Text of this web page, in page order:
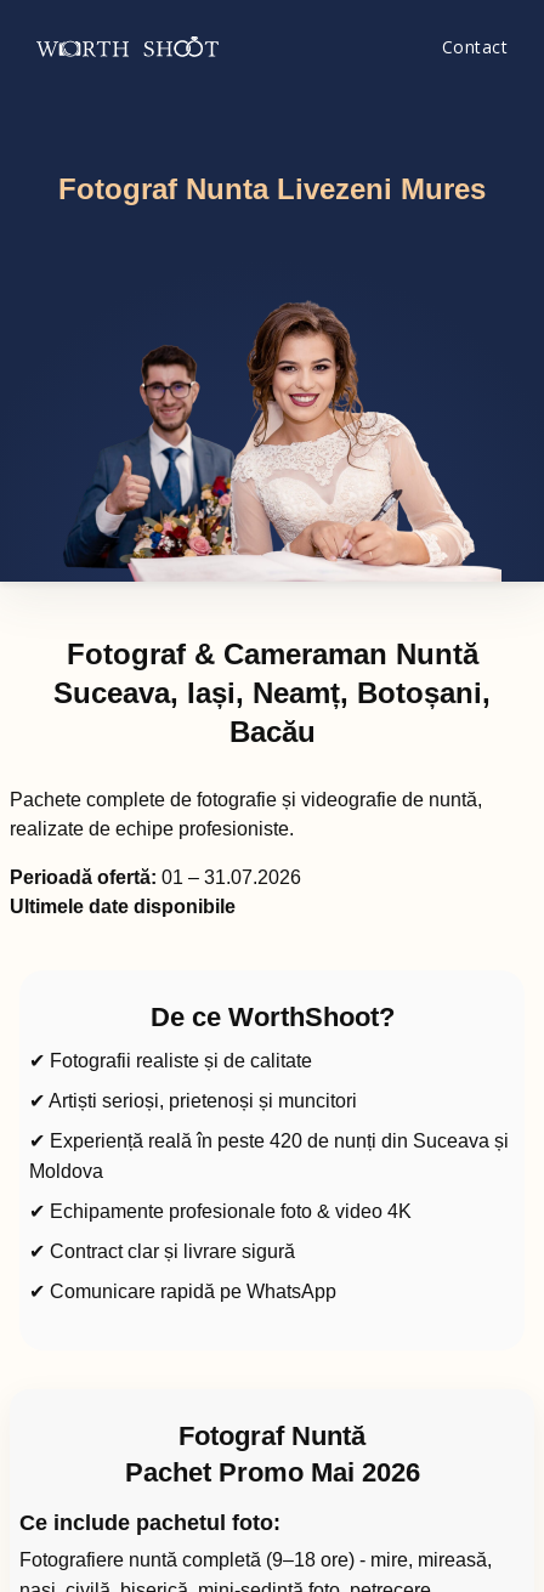
Contact
Fotograf Nunta Livezeni Mures
Fotograf & Cameraman Nuntă
Suceava, Iași, Neamț, Botoșani,
Bacău
Pachete complete de fotografie și videografie de nuntă,
realizate de echipe profesioniste.
Perioadă ofertă: 01 – 31.07.2026
Ultimele date disponibile
De ce WorthShoot?
✔ Fotografii realiste și de calitate
✔ Artiști serioși, prietenoși și muncitori
✔ Experiență reală în peste 420 de nunți din Suceava și
Moldova
✔ Echipamente profesionale foto & video 4K
✔ Contract clar și livrare sigură
✔ Comunicare rapidă pe WhatsApp
Fotograf Nuntă
Pachet Promo Mai 2026
Ce include pachetul foto:
Fotografiere nuntă completă (9–18 ore) - mire, mireasă,